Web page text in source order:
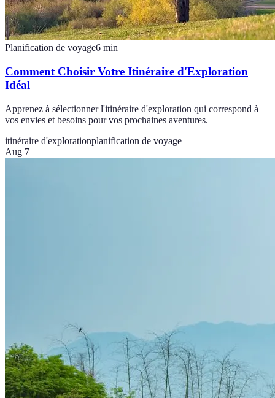
Planification de voyage6 min
Comment Choisir Votre Itinéraire d'Exploration
Idéal
Apprenez à sélectionner l'itinéraire d'exploration qui correspond à
vos envies et besoins pour vos prochaines aventures.
itinéraire d'explorationplanification de voyage
Aug 7